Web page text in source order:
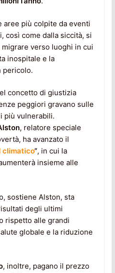
aree più colpite da eventi
così come dalla siccità, si
verso luoghi in cui
inospitale e la
pericolo.
concetto di giustizia
peggiori gravano sulle
più vulnerabili.
, relatore speciale
ha avanzato il
climatico“, in cui la
insieme alle
sostiene Alston, sta
degli ultimi
rispetto alle grandi
globale e la riduzione
, inoltre, pagano il prezzo